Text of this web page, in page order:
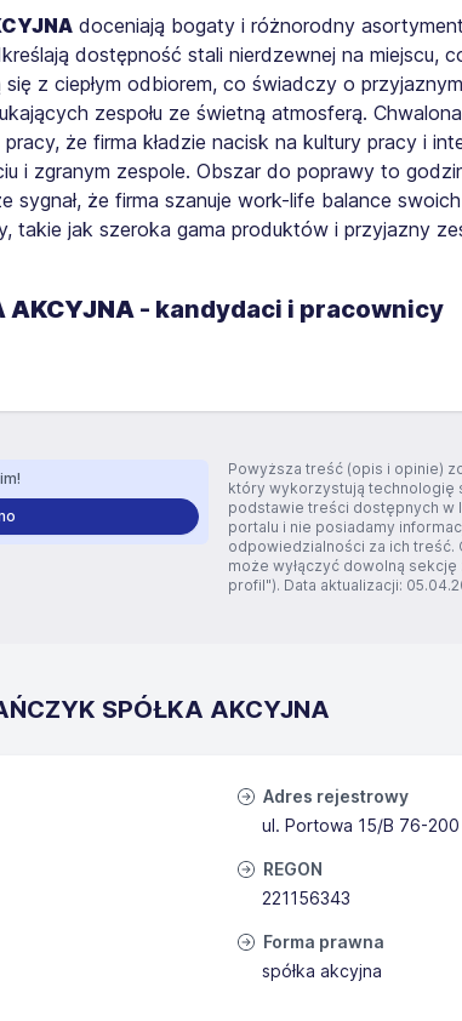
doceniają bogaty i różnorodny
dostępność stali nierdzewnej na miejscu,
się z ciepłym odbiorem, co świadczy o
zespołu ze świetną atmosferą.
że firma kładzie nacisk na kultury pracy i
i zgranym zespole. Obszar do poprawy to
że firma szanuje work-life balance
takie jak szeroka gama produktów i przyjazny
AKCYJNA - kandydaci i pracownicy
Powyższa treść (opis i opinie)
który wykorzystują technologię
podstawie treści dostępnych w
portalu i nie posiadamy
odpowiedzialności za ich treść.
może wyłączyć dowolną
profil"). Data aktualizacji:
SPÓŁKA AKCYJNA
Adres rejestrowy
ul. Portowa 15/B 76-200
REGON
221156343
Forma prawna
spółka akcyjna